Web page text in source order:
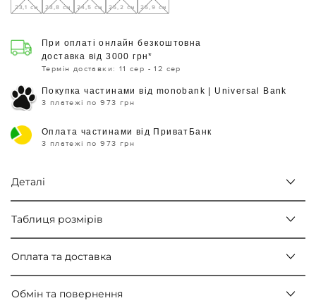
23,1 см 23,8 см 24,5 см 25,2 см 25,9 см
При оплаті онлайн безкоштовна
доставка від 3000 грн*
Термін доставки: 11 сер - 12 сер
Покупка частинами від monobank | Universal Bank
3 платежі по 973 грн
Оплата частинами від ПриватБанк
3 платежі по 973 грн
Деталі
Таблиця розмірів
Оплата та доставка
Обмін та повернення